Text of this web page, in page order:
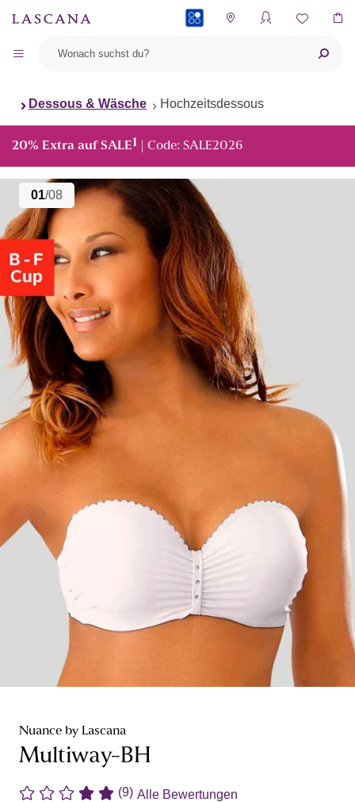
Dessous & Wäsche Hochzeitsdessous
20% Extra auf SALE1 | Code: SALE2026
01/08
Nuance by Lascana
Multiway-BH
(9) Alle Bewertungen